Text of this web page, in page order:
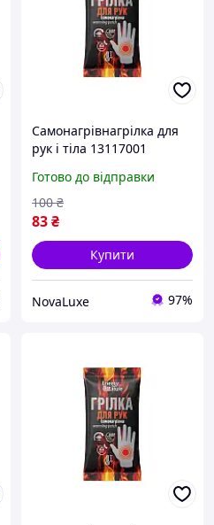
Самонагрівнагрілка для
рук і тіла 13117001
Готово до відправки
83₴
100 ₴
Купити
NovaLuxe 97%